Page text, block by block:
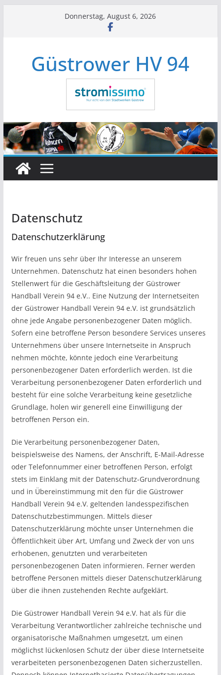
Donnerstag, August 6, 2026
Güstrower HV 94
Datenschutz
Datenschutzerklärung
Wir freuen uns sehr über Ihr Interesse an unserem
Unternehmen. Datenschutz hat einen besonders hohen
Stellenwert für die Geschäftsleitung der Güstrower
Handball Verein 94 e.V.. Eine Nutzung der Internetseiten
der Güstrower Handball Verein 94 e.V. ist grundsätzlich
ohne jede Angabe personenbezogener Daten möglich.
Sofern eine betroffene Person besondere Services unseres
Unternehmens über unsere Internetseite in Anspruch
nehmen möchte, könnte jedoch eine Verarbeitung
personenbezogener Daten erforderlich werden. Ist die
Verarbeitung personenbezogener Daten erforderlich und
besteht für eine solche Verarbeitung keine gesetzliche
Grundlage, holen wir generell eine Einwilligung der
betroffenen Person ein.
Die Verarbeitung personenbezogener Daten,
beispielsweise des Namens, der Anschrift, E-Mail-Adresse
oder Telefonnummer einer betroffenen Person, erfolgt
stets im Einklang mit der Datenschutz-Grundverordnung
und in Übereinstimmung mit den für die Güstrower
Handball Verein 94 e.V. geltenden landesspezifischen
Datenschutzbestimmungen. Mittels dieser
Datenschutzerklärung möchte unser Unternehmen die
Öffentlichkeit über Art, Umfang und Zweck der von uns
erhobenen, genutzten und verarbeiteten
personenbezogenen Daten informieren. Ferner werden
betroffene Personen mittels dieser Datenschutzerklärung
über die ihnen zustehenden Rechte aufgeklärt.
Die Güstrower Handball Verein 94 e.V. hat als für die
Verarbeitung Verantwortlicher zahlreiche technische und
organisatorische Maßnahmen umgesetzt, um einen
möglichst lückenlosen Schutz der über diese Internetseite
verarbeiteten personenbezogenen Daten sicherzustellen.